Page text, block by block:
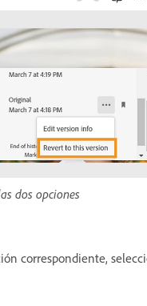
dos opciones
correspondiente,